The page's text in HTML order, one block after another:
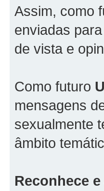
Assim, como
enviadas
de vista e
Como futuro
mensagens
sexualmente
âmbito
Reconhece